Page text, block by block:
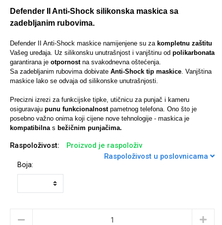
Defender II Anti-Shock silikonska maskica sa
zadebljanim rubovima.
Defender II Anti-Shock maskice namijenjene su za kompletnu zaštitu
Vašeg uređaja. Uz silikonsku unutrašnjost i vanjštinu od polikarbonata
garantirana je otpornostna svakodnevna oštećenja.
Sa zadebljanim rubovima dobivate Anti-Shock tip maskice. Vanjština
maskice lako se odvaja od silikonske unutrašnjosti.
Precizni izrezi za funkcijske tipke, utičnicu za punjač i kameru
osiguravaju punu funkcionalnostpametnog telefona. Ono što je
posebno važno onima koji cijene nove tehnologije - maskica je
kompatibilnas bežičnim punjačima.
Raspoloživost:
Proizvod je raspoloživ
Raspoloživost u poslovnicama
Boja:
Sleng Feel Good
Životinjsko carstvo Takeoff
Univerzalne futrole i
maskice
Preklopne maskice